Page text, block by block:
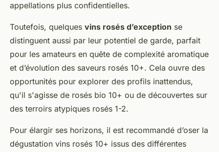
appellations plus confidentielles.
Toutefois, quelques vins rosés d’exception se
distinguent aussi par leur potentiel de garde, parfait
pour les amateurs en quête de complexité aromatique
et d’évolution des saveurs rosés 10+. Cela ouvre des
opportunités pour explorer des profils inattendus,
qu'il s'agisse de rosés bio 10+ ou de découvertes sur
des terroirs atypiques rosés 1-2.
Pour élargir ses horizons, il est recommandé d’oser la
dégustation vins rosés 10+ issus des différentes